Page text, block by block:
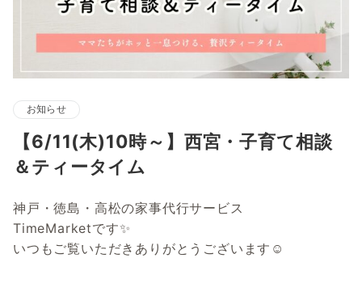
お知らせ
【6/11(木)10時～】西宮・子育て相談
＆ティータイム
神戸・徳島・高松の家事代行サービス
TimeMarketです✨
いつもご覧いただきありがとうございます☺